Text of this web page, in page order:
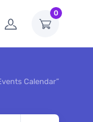
0
Calendar”